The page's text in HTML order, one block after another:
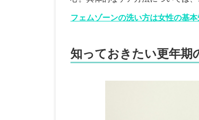
フェムゾーンの洗い方は女性の基
知っておきたい更年期